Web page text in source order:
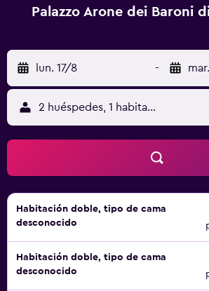
servicio de limpieza de forma limitada.
alojamiento (es posible que se aplique
Palazzo Arone dei Baroni
lun. 17/8 -
2 huéspedes, 1 habitación
Habitación doble, tipo de cama
desconocido
Habitación doble, tipo de cama
desconocido